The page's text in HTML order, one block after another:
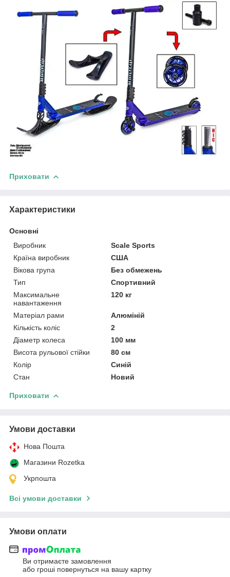
Приховати
Характеристики
Основні
Виробник
Scale Sports
Країна виробник
США
Вікова група
Без обмежень
Тип
Спортивний
Максимальне
навантаження
120 кг
Матеріал рами
Алюміній
Кількість коліс
2
Діаметр колеса
100 мм
Висота рульової стійки
80 см
Колір
Синій
Стан
Новий
Приховати
Умови доставки
Нова Пошта
Магазини Rozetka
Укрпошта
Всі умови доставки
Умови оплати
Ви отримаєте замовлення
або гроші повернуться на вашу картку